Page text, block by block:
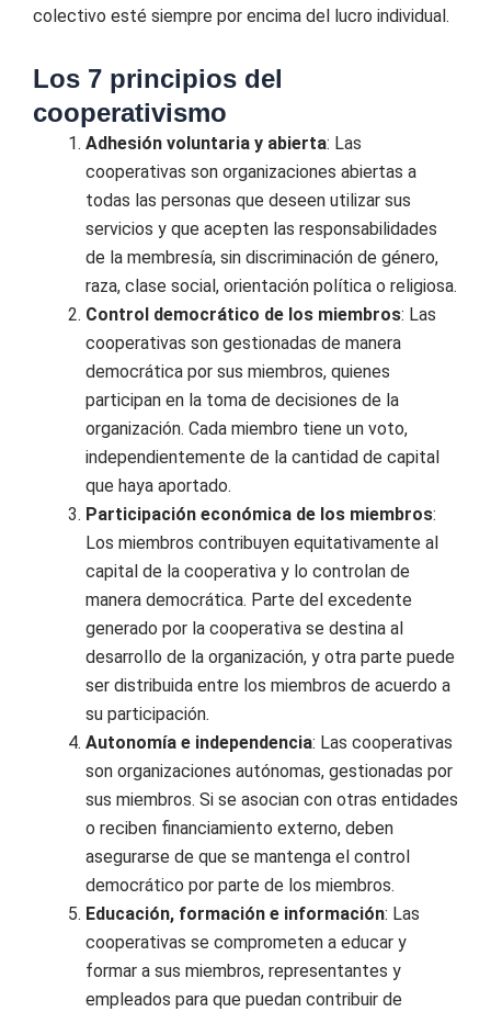
colectivo esté siempre por encima del lucro individual.
Los 7 principios del
cooperativismo
Adhesión voluntaria y abierta: Las
cooperativas son organizaciones abiertas a
todas las personas que deseen utilizar sus
servicios y que acepten las responsabilidades
de la membresía, sin discriminación de género,
raza, clase social, orientación política o religiosa.
Control democrático de los miembros: Las
cooperativas son gestionadas de manera
democrática por sus miembros, quienes
participan en la toma de decisiones de la
organización. Cada miembro tiene un voto,
independientemente de la cantidad de capital
que haya aportado.
Participación económica de los miembros:
Los miembros contribuyen equitativamente al
capital de la cooperativa y lo controlan de
manera democrática. Parte del excedente
generado por la cooperativa se destina al
desarrollo de la organización, y otra parte puede
ser distribuida entre los miembros de acuerdo a
su participación.
Autonomía e independencia: Las cooperativas
son organizaciones autónomas, gestionadas por
sus miembros. Si se asocian con otras entidades
o reciben financiamiento externo, deben
asegurarse de que se mantenga el control
democrático por parte de los miembros.
Educación, formación e información: Las
cooperativas se comprometen a educar y
formar a sus miembros, representantes y
empleados para que puedan contribuir de